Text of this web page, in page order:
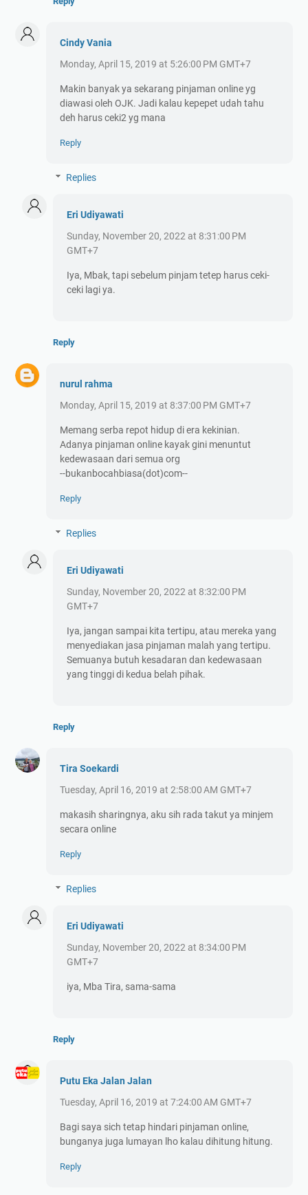
Cindy Vania
Monday, April 15, 2019 at 5:26:00 PM GMT+7
Makin banyak ya sekarang pinjaman online yg
diawasi oleh OJK. Jadi kalau kepepet udah tahu
deh harus ceki2 yg mana
Reply
Replies
Eri Udiyawati
Sunday, November 20, 2022 at 8:31:00 PM
GMT+7
Iya, Mbak, tapi sebelum pinjam tetep harus ceki-
ceki lagi ya.
Reply
nurul rahma
Monday, April 15, 2019 at 8:37:00 PM GMT+7
Memang serba repot hidup di era kekinian.
Adanya pinjaman online kayak gini menuntut
kedewasaan dari semua org
--bukanbocahbiasa(dot)com--
Reply
Replies
Eri Udiyawati
Sunday, November 20, 2022 at 8:32:00 PM
GMT+7
Iya, jangan sampai kita tertipu, atau mereka yang
menyediakan jasa pinjaman malah yang tertipu.
Semuanya butuh kesadaran dan kedewasaan
yang tinggi di kedua belah pihak.
Reply
Tira Soekardi
Tuesday, April 16, 2019 at 2:58:00 AM GMT+7
makasih sharingnya, aku sih rada takut ya minjem
secara online
Reply
Replies
Eri Udiyawati
Sunday, November 20, 2022 at 8:34:00 PM
GMT+7
iya, Mba Tira, sama-sama
Reply
Putu Eka Jalan Jalan
Tuesday, April 16, 2019 at 7:24:00 AM GMT+7
Bagi saya sich tetap hindari pinjaman online,
bunganya juga lumayan lho kalau dihitung hitung.
Reply